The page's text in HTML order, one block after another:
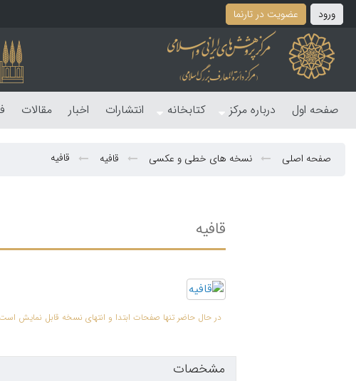
ورود عضویت در تارنما
صفحه اول درباره مرکز کتابخانه انتشارات اخبار مقالات
صفحه اصلی نسخه های خطی و عکسی قافیه قافیه
قافیه
در حال حاضر تنها صفحات ابتدا و انتهای نسخه قابل نمایش
مشخصات